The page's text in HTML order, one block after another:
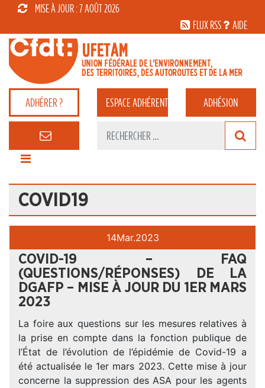
MISE À JOUR : 7 AOÛT 2026
FLUX RSS
AIDE
ADHÉRER ? ESPACEADHÉRENT ADHÉSION
COVID19
14Mar.2023
COVID-19 – FAQ
(QUESTIONS/RÉPONSES) DE LA
DGAFP – MISE À JOUR DU 1ER MARS
2023
La foire aux questions sur les mesures relatives à
la prise en compte dans la fonction publique de
l’État de l’évolution de l’épidémie de Covid-19 a
été actualisée le 1er mars 2023. Cette mise à jour
concerne la suppression des ASA pour les agents